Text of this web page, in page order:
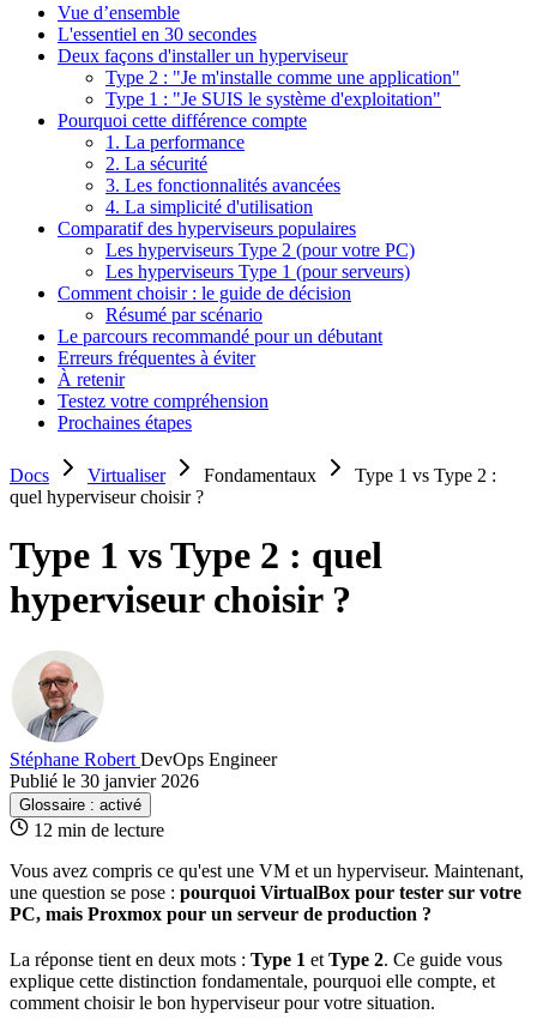
Vue d’ensemble
L'essentiel en 30 secondes
Deux façons d'installer un hyperviseur
Type 2 : "Je m'installe comme une application"
Type 1 : "Je SUIS le système d'exploitation"
Pourquoi cette différence compte
1. La performance
2. La sécurité
3. Les fonctionnalités avancées
4. La simplicité d'utilisation
Comparatif des hyperviseurs populaires
Les hyperviseurs Type 2 (pour votre PC)
Les hyperviseurs Type 1 (pour serveurs)
Comment choisir : le guide de décision
Résumé par scénario
Le parcours recommandé pour un débutant
Erreurs fréquentes à éviter
À retenir
Testez votre compréhension
Prochaines étapes
Docs Virtualiser Fondamentaux
Type 1 vs Type 2 :
quel hyperviseur choisir ?
Type 1 vs Type 2 : quel
hyperviseur choisir ?
Stéphane Robert DevOps Engineer
Publié le 30 janvier 2026
Glossaire : activé
12 min de lecture
Vous avez compris ce qu'est une VM et un hyperviseur. Maintenant,
une question se pose : pourquoi VirtualBox pour tester sur votre
PC, mais Proxmox pour un serveur de production ?
La réponse tient en deux mots : Type 1 et Type 2. Ce guide vous
explique cette distinction fondamentale, pourquoi elle compte, et
comment choisir le bon hyperviseur pour votre situation.